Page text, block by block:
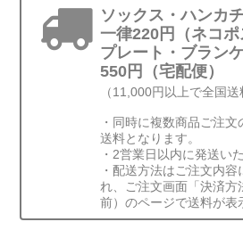
ソックス・ハンカ
一律220円（ネコポ
プレート・ブラン
550円（宅配便）
（11,000円以上で全国送
・同時に複数商品ご注
送料となります。
・2営業日以内に発送い
・配送方法はご注文内
れ、ご注文画面「決済方
前）のページで送料が表